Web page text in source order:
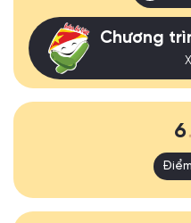
Chương
6